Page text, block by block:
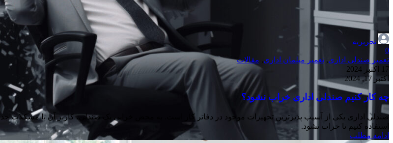
تحریریه
0
تعمیر صندلی اداری, تعمیر مبلمان اداری, مقالات
17 اکتبر 2024
اکتبر 17, 2024
چه کار کنیم صندلی اداری خراب نشود؟
صندلی اداری یکی از آسیب پذیرترین تجهیزات موجود در دفاتر کار است. به محض خرابی یک صندلی، کاربر آن با مشکلات
استفاده کنیم تا خراب نشود.
ادامه مطلب